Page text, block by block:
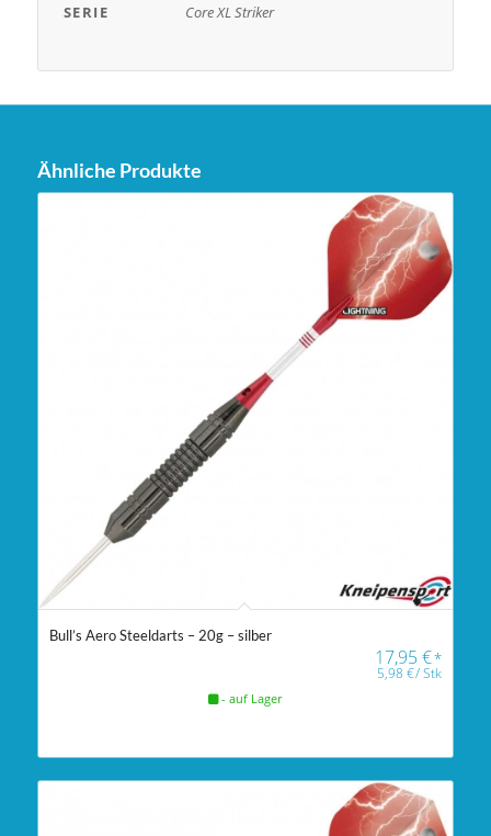
SERIE
Core XL Striker
Ähnliche Produkte
Bull’s Aero Steeldarts – 20g – silber
17,95€*
5,98€/Stk
- auf Lager